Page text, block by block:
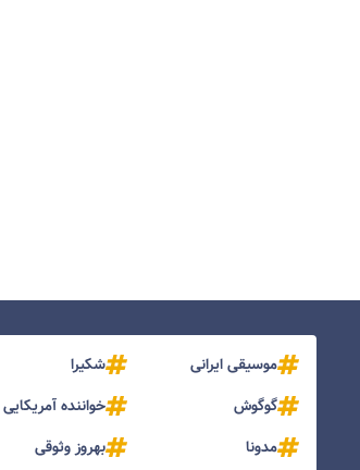
موسیقی ایرانی
شکیرا
گوگوش
خواننده آمریکایی
مدونا
بهروز وثوقی